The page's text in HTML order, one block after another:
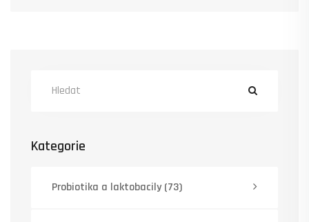
Kategorie
Probiotika a laktobacily(73)